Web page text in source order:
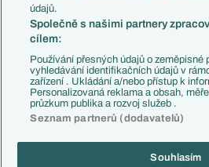
Chelsea FC
Manchester United
AC Milán
Juventus FC
Bayern Mnichov
FC Barcelona
Real Madrid
údajů.
Společně s našimi partnery
cílem:
Používání přesných údajů o zeměpisné
vyhledávání identifikačních údajů v
zařízení . Ukládání a/nebo přístup k
Personalizovaná reklama a obsah,
průzkum publika a rozvoj služeb .
Seznam partnerů (dodavatelů)
Souhlasím